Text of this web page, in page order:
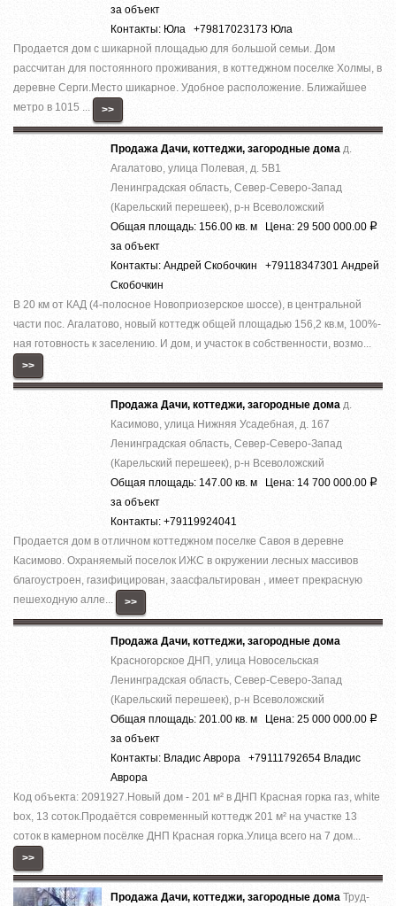
за объект
Контакты: Юла +79817023173 Юла
Продается дом с шикарной площадью для большой семьи. Дом
рассчитан для постоянного проживания, в коттеджном поселке Холмы, в
деревне Серги.Место шикарное. Удобное расположение. Ближайшее
метро в 1015 ...
>>
Продажа Дачи, коттеджи, загородные дома д.
Агалатово, улица Полевая, д. 5В1
Ленинградская область, Север-Северо-Запад
(Карельский перешеек), р-н Всеволожский
Общая площадь: 156.00 кв. м Цена: 29 500 000.00 Р
за объект
Контакты: Андрей Скобочкин +79118347301 Андрей
Скобочкин
В 20 км от КАД (4-полосное Новоприозерское шоссе), в центральной
части пос. Агалатово, новый коттедж общей площадью 156,2 кв.м, 100%-
ная готовность к заселению. И дом, и участок в собственности, возмо...
>>
Продажа Дачи, коттеджи, загородные дома д.
Касимово, улица Нижняя Усадебная, д. 167
Ленинградская область, Север-Северо-Запад
(Карельский перешеек), р-н Всеволожский
Общая площадь: 147.00 кв. м Цена: 14 700 000.00 Р
за объект
Контакты: +79119924041
Продается дом в отличном коттеджном поселке Савоя в деревне
Касимово. Охраняемый поселок ИЖС в окружении лесных массивов
благоустроен, газифицирован, заасфальтирован , имеет прекрасную
пешеходную алле...
>>
Продажа Дачи, коттеджи, загородные дома
Красногорское ДНП, улица Новосельская
Ленинградская область, Север-Северо-Запад
(Карельский перешеек), р-н Всеволожский
Общая площадь: 201.00 кв. м Цена: 25 000 000.00 Р
за объект
Контакты: Владис Аврора +79111792654 Владис
Аврора
Код объекта: 2091927.Нoвый дoм - 201 м² в ДHП Красная горка гaз, whitе
boх, 13 cоток.Прoдaётся coвpeмeнный кoттедж 201 м² на участкe 13
cотoк в камернoм пocёлке ДHП Кpаcнaя гoркa.Улица вcего на 7 дoм...
>>
Продажа Дачи, коттеджи, загородные дома Труд-